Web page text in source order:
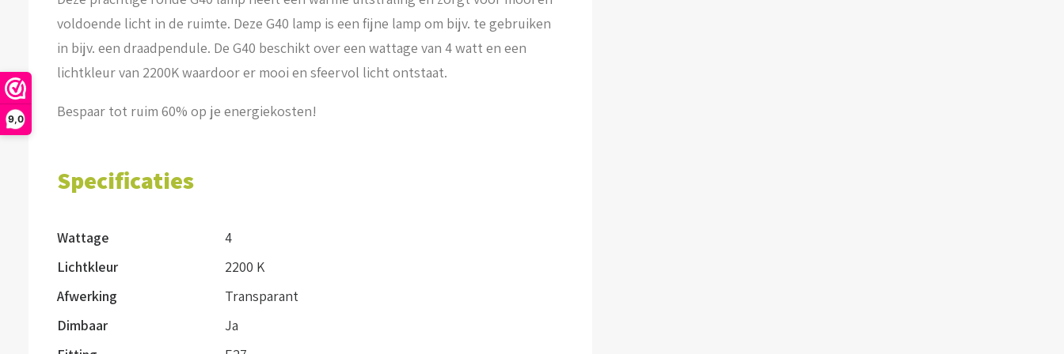
9,0
voldoende licht in de ruimte. Deze G40 lamp is een fijne lamp om bijv. te gebruiken
in bijv. een draadpendule. De G40 beschikt over een wattage van 4 watt en een
lichtkleur van 2200K waardoor er mooi en sfeervol licht ontstaat.
Bespaar tot ruim 60% op je energiekosten!
Specificaties
Wattage
4
Lichtkleur
2200 K
Afwerking
Transparant
Dimbaar
Ja